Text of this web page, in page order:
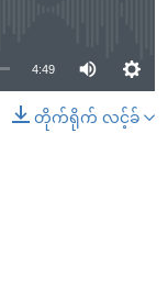
4:49
တိုက်ရိုက် လင့်ခ်